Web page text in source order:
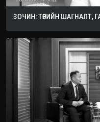
ЗОЧИН: ТӨРИЙН ШАГНАЛТ,